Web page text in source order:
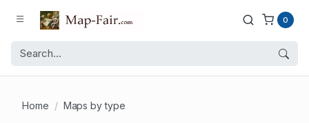
0
Home Maps by type